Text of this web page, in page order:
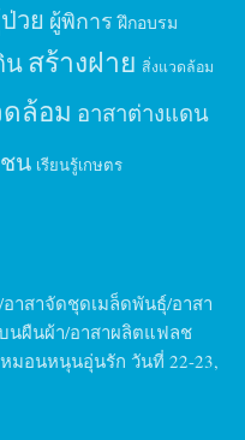
วย ผู้พิการ ฝึกอบรม
นสร้างฝาย สิ่งแวดล้อม
ล้อม อาสาต่างแดน
น เรียนรู้เกษตร
าสาจัดชุดเมล็ดพันธุ์/อาสา
นผืนผ้า/อาสาผลิตแฟลช
มอนหนุนอุ่นรัก วันที่ 22-23,